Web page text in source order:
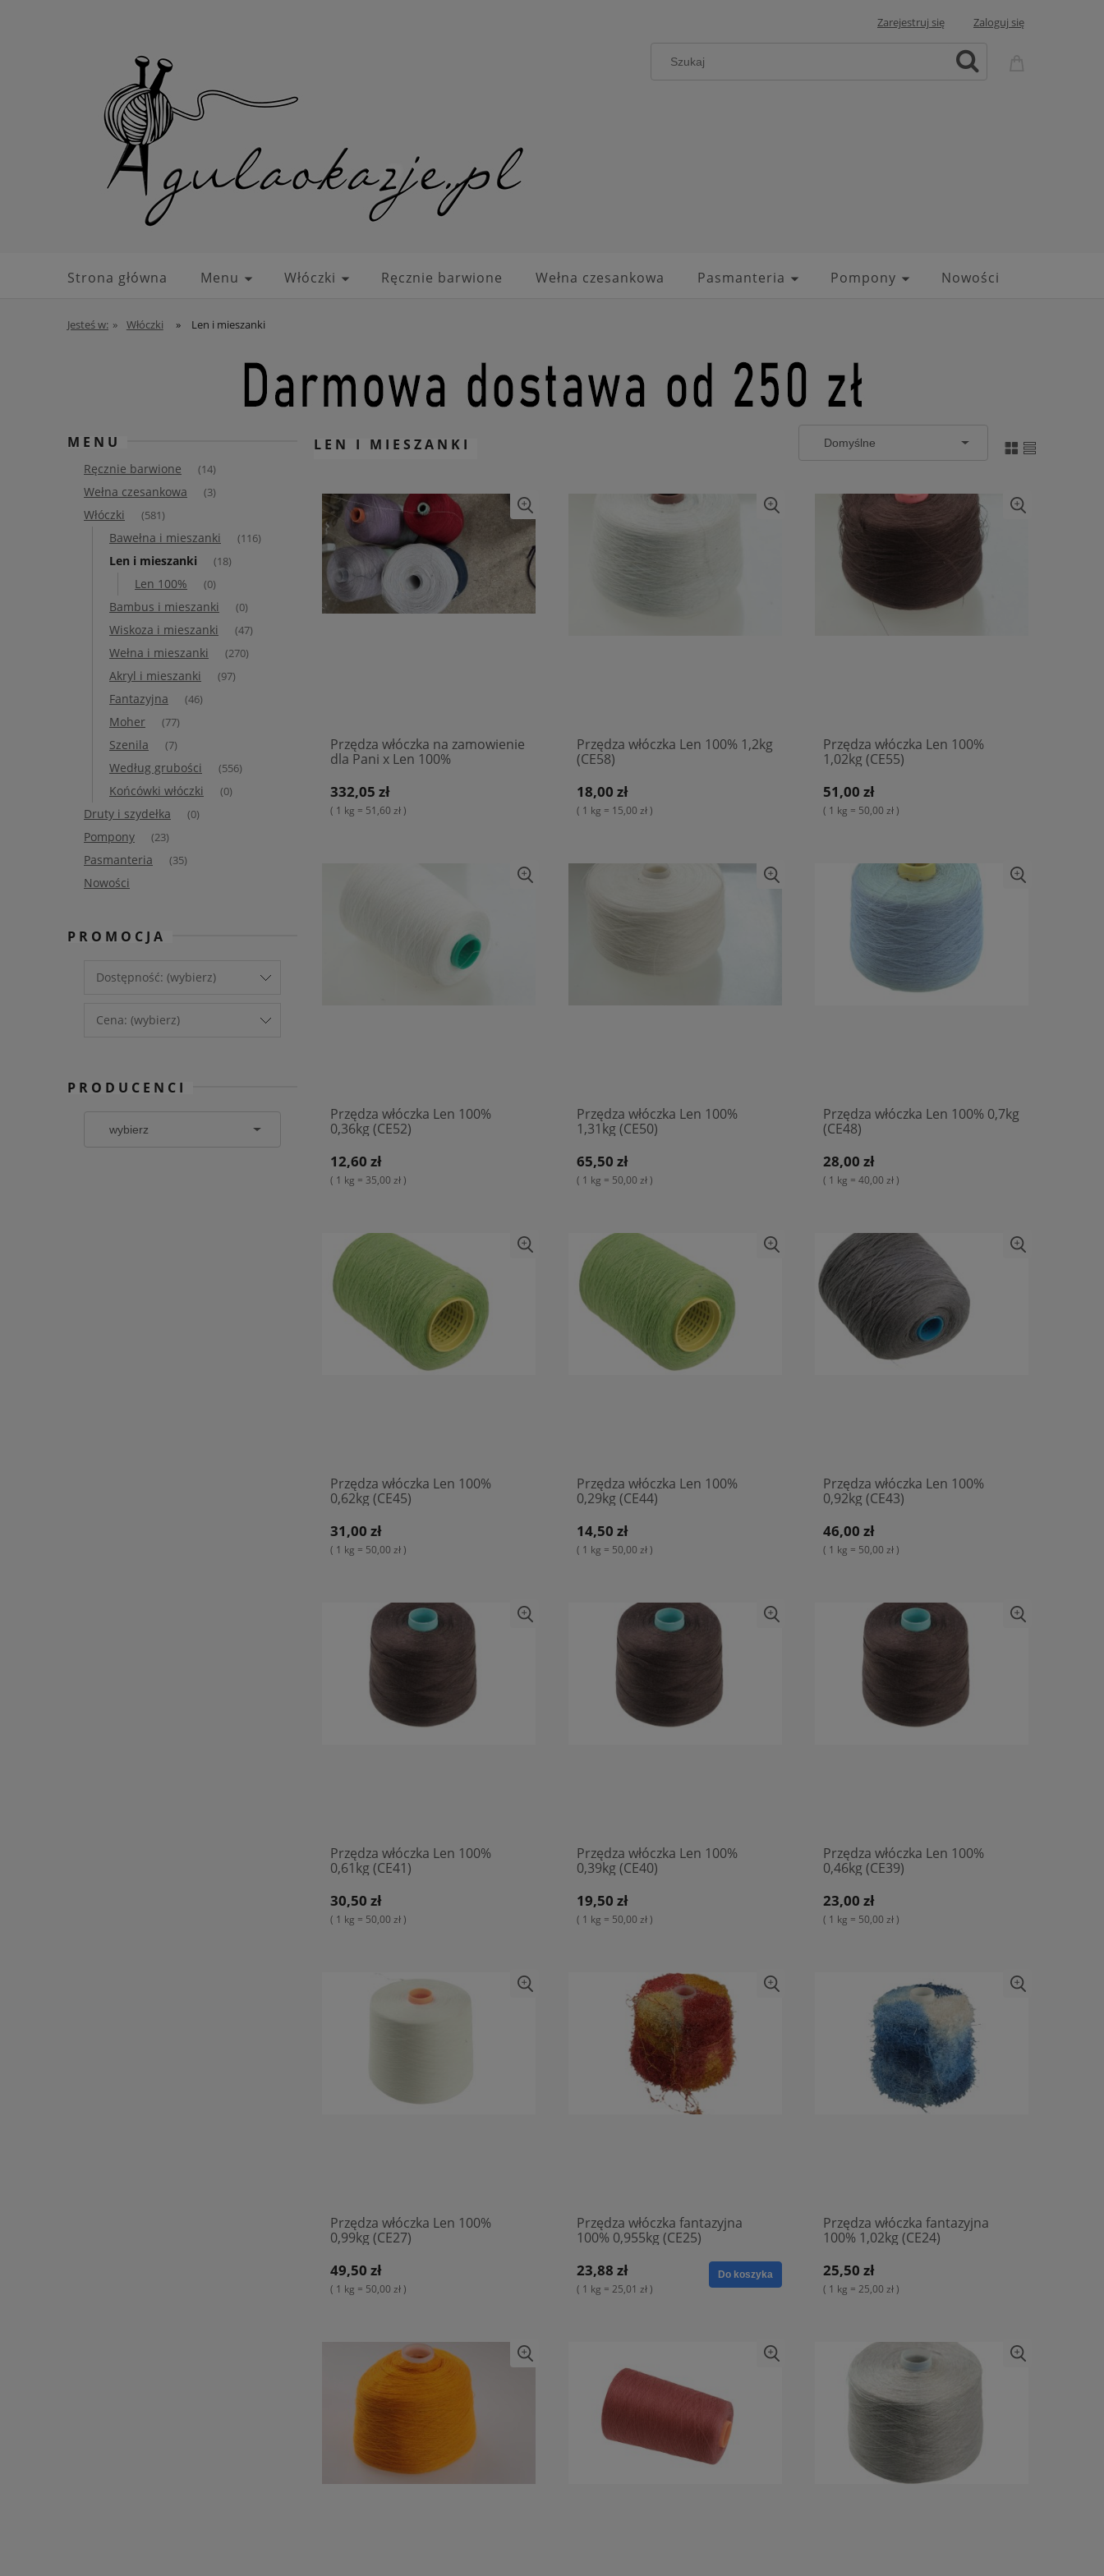
Zarejestruj się Zaloguj się
Strona główna Menu Włóczki Ręcznie barwione Wełna czesankowa Pasmanteria Pompony Nowości
Jesteś w: » Włóczki » Len i mieszanki
MENU
Ręcznie barwione (14)
Wełna czesankowa (3)
Włóczki (581)
Bawełna i mieszanki (116)
Len i mieszanki (18)
Len 100% (0)
Bambus i mieszanki (0)
Wiskoza i mieszanki (47)
Wełna i mieszanki (270)
Akryl i mieszanki (97)
Fantazyjna (46)
Moher (77)
Szenila (7)
Według grubości (556)
Końcówki włóczki (0)
Druty i szydełka (0)
Pompony (23)
Pasmanteria (35)
Nowości
PROMOCJA
Dostępność: (wybierz)
Cena: (wybierz)
PRODUCENCI
LEN I MIESZANKI
Przędza włóczka na zamowienie
dla Pani x Len 100%
332,05 zł
( 1 kg = 51,60 zł )
Przędza włóczka Len 100% 1,2kg
(CE58)
18,00 zł
( 1 kg = 15,00 zł )
Przędza włóczka Len 100%
1,02kg (CE55)
51,00 zł
( 1 kg = 50,00 zł )
Przędza włóczka Len 100%
0,36kg (CE52)
12,60 zł
( 1 kg = 35,00 zł )
Przędza włóczka Len 100%
1,31kg (CE50)
65,50 zł
( 1 kg = 50,00 zł )
Przędza włóczka Len 100% 0,7kg
(CE48)
28,00 zł
( 1 kg = 40,00 zł )
Przędza włóczka Len 100%
0,62kg (CE45)
31,00 zł
( 1 kg = 50,00 zł )
Przędza włóczka Len 100%
0,29kg (CE44)
14,50 zł
( 1 kg = 50,00 zł )
Przędza włóczka Len 100%
0,92kg (CE43)
46,00 zł
( 1 kg = 50,00 zł )
Przędza włóczka Len 100%
0,61kg (CE41)
30,50 zł
( 1 kg = 50,00 zł )
Przędza włóczka Len 100%
0,39kg (CE40)
19,50 zł
( 1 kg = 50,00 zł )
Przędza włóczka Len 100%
0,46kg (CE39)
23,00 zł
( 1 kg = 50,00 zł )
Przędza włóczka Len 100%
0,99kg (CE27)
49,50 zł
( 1 kg = 50,00 zł )
Przędza włóczka fantazyjna
100% 0,955kg (CE25)
23,88 zł
( 1 kg = 25,01 zł )
Do koszyka
Przędza włóczka fantazyjna
100% 1,02kg (CE24)
25,50 zł
( 1 kg = 25,00 zł )